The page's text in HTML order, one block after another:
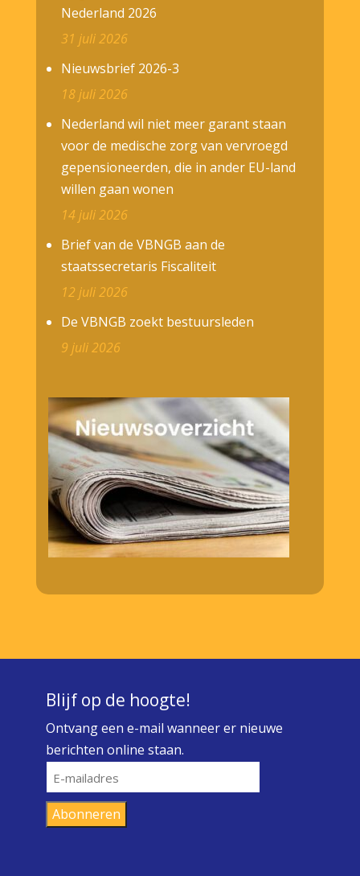
Nederland 2026
31 juli 2026
Nieuwsbrief 2026-3
18 juli 2026
Nederland wil niet meer garant staan
voor de medische zorg van vervroegd
gepensioneerden, die in ander EU-land
willen gaan wonen
14 juli 2026
Brief van de VBNGB aan de
staatssecretaris Fiscaliteit
12 juli 2026
De VBNGB zoekt bestuursleden
9 juli 2026
Blijf op de hoogte!
Ontvang een e-mail wanneer er nieuwe
berichten online staan.
E-
mailadres
Abonneren